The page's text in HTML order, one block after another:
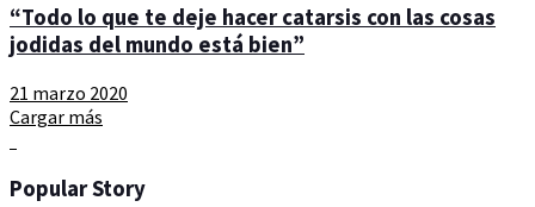
“Todo lo que te deje hacer catarsis con las cosas
jodidas del mundo está bien”
21 marzo 2020
Cargar más
Popular Story